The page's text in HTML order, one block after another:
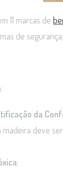
11 marcas de
de
da
madeira deve ser
;